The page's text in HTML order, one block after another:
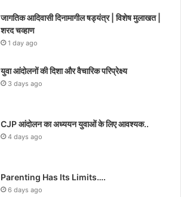
जागतिक आदिवासी दिनामागील षड्यंत्र | विशेष मुलाखत |
शरद चव्हाण
1 day ago
युवा आंदोलनों की दिशा और वैचारिक परिप्रेक्ष्य
3 days ago
CJP आंदोलन का अध्ययन युवाओं के लिए आवश्यक..
4 days ago
Parenting Has Its Limits….
6 days ago